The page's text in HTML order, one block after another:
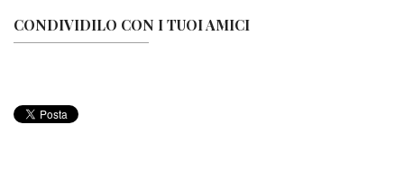
CONDIVIDILO CON I TUOI AMICI